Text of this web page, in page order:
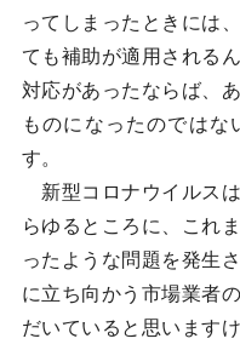
ってしまったときには
ても補助が適用される
対応があったならば、
ものになったのではな
す。
新型コロナウイルス
らゆるところに、これ
ったような問題を発生
に立ち向かう市場業者
だいていると思います